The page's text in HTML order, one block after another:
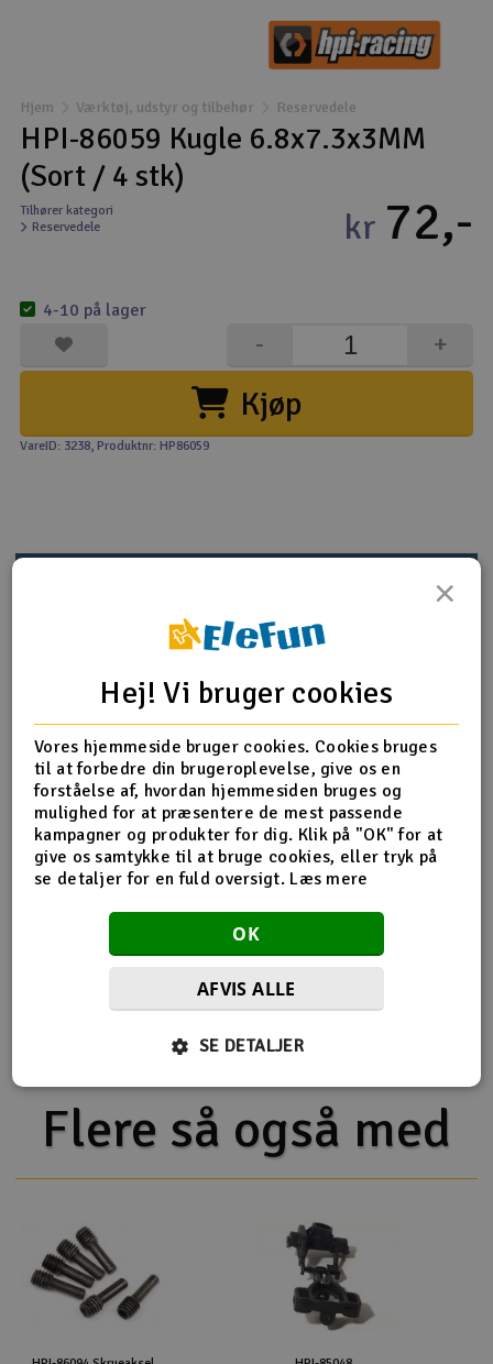
Droner til FPV
Fly
Helikopter
Modelbygg og byggesæt
Modeljernbane
Motor & tilbehør
Scooter & elkøretøj
Slot racing
Smarthjem, leg og hobby
Solenergi
Værktøj, udstyr og tilbehør
Gavekort
Hjem Værktøj, udstyr og tilbehør Reservedele
HPI-86059 Kugle 6.8x7.3x3MM
(Sort / 4 stk)
Tilhører kategori
Reservedele
kr 72,-
Kjøp
+
-
4-10 på lager
VareID: 3238, Produktnr: HP86059
Produkt information
86059 Kugle 6.8x7.3x3MM (Sort / 4 stk)
Flere detaljer
Produktet er
forbundet med
Reservedele HPI
Del af PartFinder
HPI Savage X 4.6 - RTR
HPI Savage X 4.6 V2 GT-6
HPI Savage XL 5.9 V2 2.4GHz
HPI Savage XL Flux V2 2.4GHz
Flere så også med
×
Hej! Vi bruger cookies
Vores hjemmeside bruger cookies. Cookies bruges
til at forbedre din brugeroplevelse, give os en
forståelse af, hvordan hjemmesiden bruges og
mulighed for at præsentere de mest passende
kampagner og produkter for dig. Klik på "OK" for at
give os samtykke til at bruge cookies, eller tryk på
se detaljer for en fuld oversigt. Læs mere
OK
AFVIS ALLE
SE DETALJER